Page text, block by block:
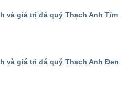
và giá trị đá quý Thạch Anh Tím
và giá trị đá quý Thạch Anh Đen